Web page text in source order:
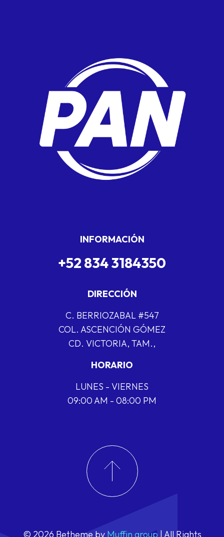
INFORMACIÓN
+52 834 3184350
DIRECCIÓN
C. BERRIOZABAL #547
COL. ASCENCIÓN GÓMEZ
CD. VICTORIA, TAM.,
HORARIO
LUNES - VIERNES
09:00 AM - 08:00 PM
© 2026 Betheme by Muffin group | All Rights